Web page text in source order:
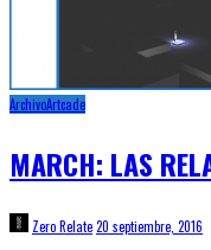
ArchivoArtcade
MARCH: LAS
Zero Relate20 septiembre, 2016